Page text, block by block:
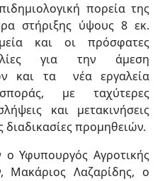
πορεία της
στήριξης ύψους 8 εκ.
και οι πρόσφατες
για την άμεση
και τα νέα εργαλεία
με ταχύτερες
και μετακινήσεις
προμηθειών.
ο Υφυπουργός Αγροτικής
Μακάριος Λαζαρίδης, ο